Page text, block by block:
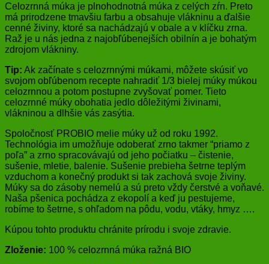
Celozrnná múka je plnohodnotná múka z celých zŕn. Preto
má prirodzene tmavšiu farbu a obsahuje vlákninu a ďalšie
cenné živiny, ktoré sa nachádzajú v obale a v klíčku zrna.
Raž je u nás jedna z najobľúbenejších obilnín a je bohatým
zdrojom vlákniny.
Tip: Ak začínate s celozrnnými múkami, môžete skúsiť vo
svojom obľúbenom recepte nahradiť 1/3 bielej múky múkou
celozrnnou a potom postupne zvyšovať pomer. Tieto
celozrnné múky obohatia jedlo dôležitými živinami,
vlákninou a dlhšie vás zasýtia.
Spoločnosť PROBIO melie múky už od roku 1992.
Technológia im umožňuje odoberať zrno takmer “priamo z
poľa” a zrno spracovávajú od jeho počiatku – čistenie,
sušenie, mletie, balenie. Sušenie prebieha šetrne teplým
vzduchom a konečný produkt si tak zachová svoje živiny.
Múky sa do zásoby nemelú a sú preto vždy čerstvé a voňavé.
Naša pšenica pochádza z ekopolí a keď ju pestujeme,
robíme to šetrne, s ohľadom na pôdu, vodu, vtáky, hmyz ….
Kúpou tohto produktu chránite prírodu i svoje zdravie.
Zloženie: 100 % celozrnná múka ražná BIO